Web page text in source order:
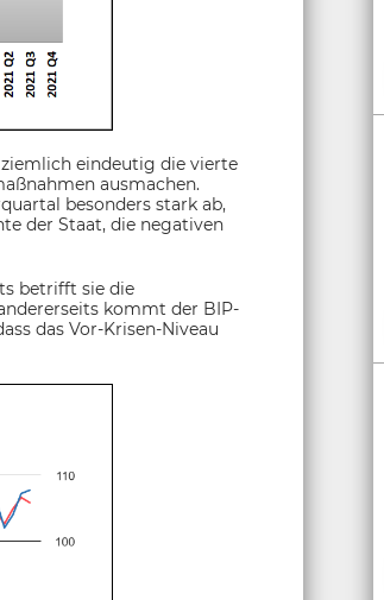
eindeutig die vierte
ausmachen.
besonders stark ab,
der Staat, die negativen
betrifft sie die
kommt der BIP-
das Vor-Krisen-Niveau